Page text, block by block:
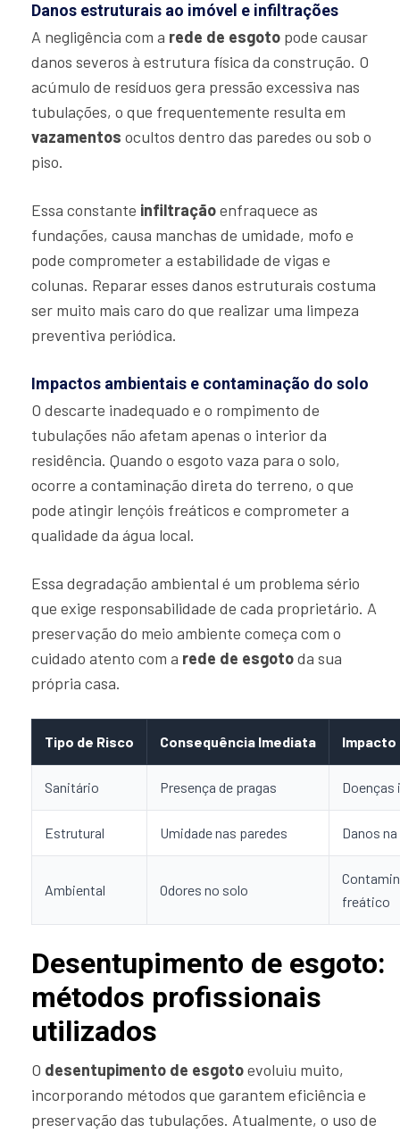
Danos estruturais ao imóvel e infiltrações
A negligência com a rede de esgoto pode causar
danos severos à estrutura física da construção. O
acúmulo de resíduos gera pressão excessiva nas
tubulações, o que frequentemente resulta em
vazamentos ocultos dentro das paredes ou sob o
piso.
Essa constante infiltraçãoenfraquece as
fundações, causa manchas de umidade, mofo e
pode comprometer a estabilidade de vigas e
colunas. Reparar esses danos estruturais costuma
ser muito mais caro do que realizar uma limpeza
preventiva periódica.
Impactos ambientais e contaminação do solo
O descarte inadequado e o rompimento de
tubulações não afetam apenas o interior da
residência. Quando o esgoto vaza para o solo,
ocorre a contaminação direta do terreno, o que
pode atingir lençóis freáticos e comprometer a
qualidade da água local.
Essa degradação ambiental é um problema sério
que exige responsabilidade de cada proprietário. A
preservação do meio ambiente começa com o
cuidado atento com a rede de esgotoda sua
própria casa.
Tipo de Risco Consequência Imediata Impacto
Sanitário Presença de pragas
Estrutural Umidade nas paredes Danos
Ambiental Odores no solo
freático
Desentupimento de esgoto:
métodos profissionais
utilizados
O desentupimento de esgotoevoluiu muito,
incorporando métodos que garantem eficiência e
preservação das tubulações. Atualmente, o uso de